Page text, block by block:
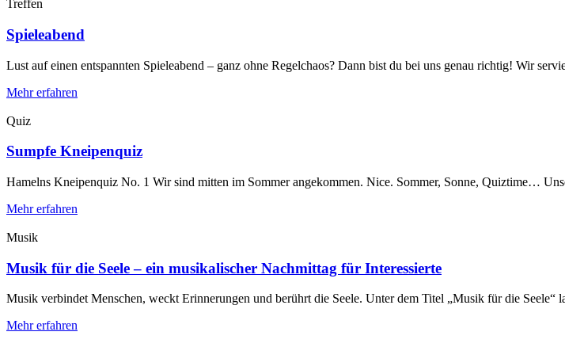
Treffen
Spieleabend
Lust auf einen entspannten Spieleabend – ganz ohne Regelchaos? Dann bist du bei uns genau richtig! Wir
Mehr erfahren
Quiz
Sumpfe Kneipenquiz
Hamelns Kneipenquiz No. 1 Wir sind mitten im Sommer angekommen. Nice. Sommer, Sonne, Quiztime…
Mehr erfahren
Musik
Musik für die Seele – ein musikalischer Nachmittag für Interessierte
Musik verbindet Menschen, weckt Erinnerungen und berührt die Seele. Unter dem Titel „Musik für die Seele“
Mehr erfahren